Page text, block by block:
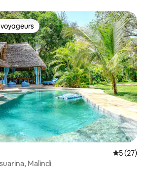
les plus appréciés
5 (27)
Malindi